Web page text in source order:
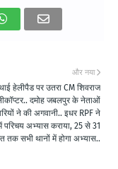
और नया
हेलीपैड पर उतरा CM शिवराज
दमोह जबलपुर के नेताओं
ने की अगवानी.. इधर RPF ने
परिचय अभ्यास कराया, 25 से 31
तक सभी थानों में होगा अभ्यास..